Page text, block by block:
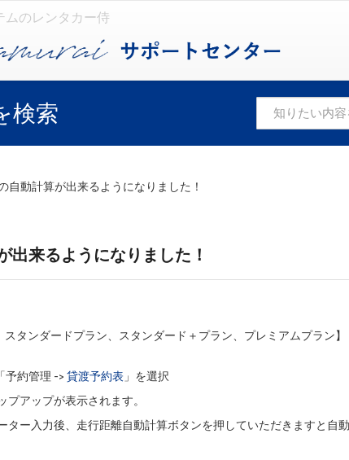
ムのレンタカー侍
検索
自動計算が出来るようになりました！
出来るようになりました！
スタンダードプラン、スタンダード＋プラン、プレミアムプラン】
予約管理 -> 貸渡予約表 」を選択
アップが表示されます。
ター入力後、走行距離自動計算ボタンを押していただきますと自